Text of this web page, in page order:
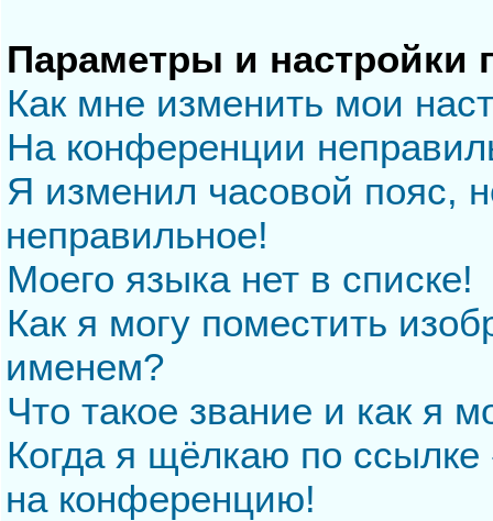
Параметры и настройки
Как мне изменить мои
На конференции
Я изменил часовой пояс,
неправильное!
Моего языка нет в списке!
Как я могу поместить
именем?
Что такое звание и как я
Когда я щёлкаю по
на конференцию!